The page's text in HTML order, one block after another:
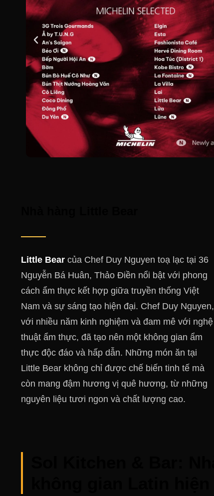
Little Bear của Chef Duy Nguyen toạ lạc tại 36
Nguyễn Bá Huân, Thảo Điền nổi bật với phong
cách ẩm thực kết hợp giữa truyền thống Việt
Nam và sự sáng tạo hiện đại. Chef Duy Nguyen,
với nhiều năm kinh nghiệm và đam mê với nghệ
thuật ẩm thực, đã tạo nên một không gian ẩm
thực độc đáo và hấp dẫn. Những món ăn tại
Little Bear không chỉ được chế biến tinh tế mà
còn mang đậm hương vị quê hương, từ những
nguyên liệu tươi ngon và chất lượng cao​.